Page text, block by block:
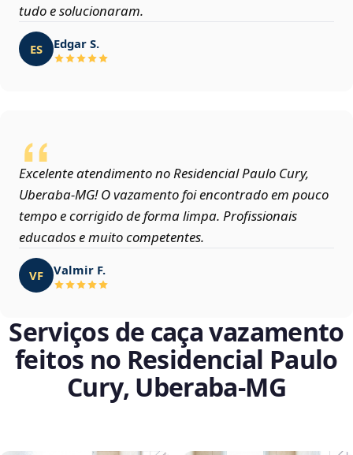
tudo e solucionaram.
ES Edgar S.
Excelente atendimento no Residencial Paulo Cury,
Uberaba‑MG! O vazamento foi encontrado em pouco
tempo e corrigido de forma limpa. Profissionais
educados e muito competentes.
VF Valmir F.
Serviços de caça vazamento
feitos no Residencial Paulo
Cury, Uberaba‑MG